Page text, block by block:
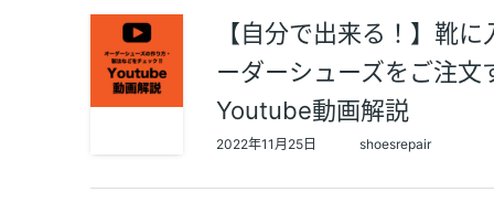
【自分で出来る！】靴
ーダーシューズをご注
Youtube動画解説
2022年11月25日 shoesrepair